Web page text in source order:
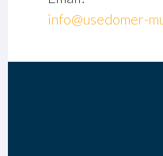
info@usedomer-